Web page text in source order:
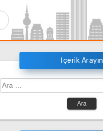
İçerik Arayın
Arama: